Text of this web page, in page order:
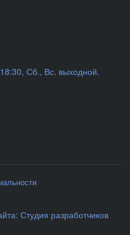
Сб., Вс. выходной.
: Студия разработчиков